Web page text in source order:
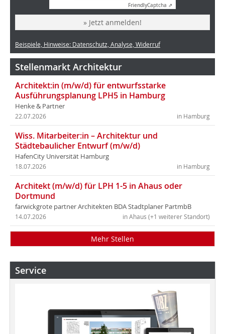
FriendlyCaptcha ⇗
» Jetzt anmelden!
Beispiele, Hinweise: Datenschutz, Analyse, Widerruf
Stellenmarkt Architektur
Architekt:in (m/w/d) für entwurfsstarke
Ausführungsplanung LPH5 in Hamburg
Henke & Partner
in Hamburg
22.07.2026
Wiss. Mitarbeiter:in – Architektur und
Städtebaulicher Entwurf (m/w/d)
HafenCity Universität Hamburg
in Hamburg
18.07.2026
Architekt (m/w/d) für LPH 1-5 in Ahaus oder
Dortmund
farwickgrote partner Architekten BDA Stadtplaner PartmbB
in Ahaus (+1 weiterer Standort)
14.07.2026
Mehr Stellen
Service